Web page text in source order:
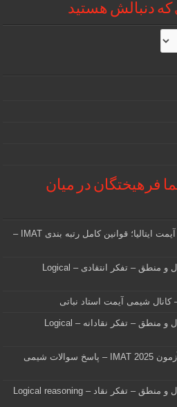
دنبالش هستید
فرهیختگان در میان
نحوه رتبه بندی داوطلبان در آزمون آیمت ایتالیا؛ قوانین کامل رتبه بندی IMAT –
نمونه سوالات آیمت ایتالیا – استدلال و منطق – تفکر انتقادی – Logical
– کانال شیمی آیمت استاد نباتی
نمونه سوالات آیمت ایتالیا – استدلال و منطق – تفکر نقادانه – Logical
پاسخ سوالات آیمت ۲۰۲۵ ایتالیا – آزمون IMAT 2025 – پاسخ سوالات شیمی
نمونه سوالات آیمت ایتالیا – استدلال و منطق – تفکر نقاد – Logical reasoning